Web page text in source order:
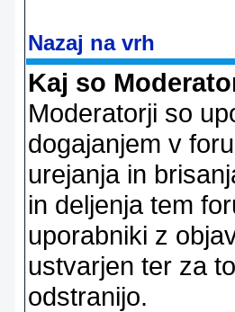
Nazaj na vrh
Kaj so
Moderatorji so
dogajanjem v
urejanja in
in deljenja tem
uporabniki z
ustvarjen ter za
odstranijo.